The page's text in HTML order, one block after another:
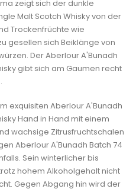
zeigt sich der dunkle
Malt Scotch Whisky von der
Trockenfrüchte wie
gesellen sich Beiklänge von
Der Aberlour A'Bunadh
gibt sich am Gaumen recht
exquisiten Aberlour A'Bunadh
Hand in Hand mit einem
wachsige Zitrusfruchtschalen
Aberlour A'Bunadh Batch 74
Sein winterlicher bis
hohem Alkoholgehalt nicht
Gegen Abgang hin wird der